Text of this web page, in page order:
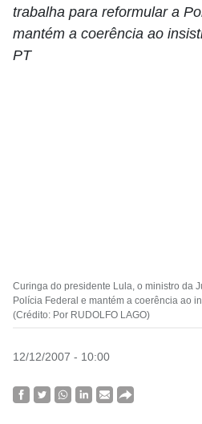
trabalha para reformular a
mantém a coerência ao
PT
Curinga do presidente Lula, o ministro da
Polícia Federal e mantém a coerência ao
(Crédito: Por RUDOLFO LAGO)
12/12/2007 - 10:00